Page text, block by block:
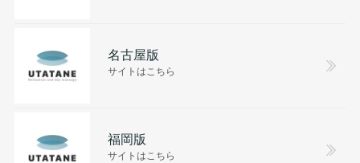
名古屋版
サイトはこちら
福岡版
サイトはこちら